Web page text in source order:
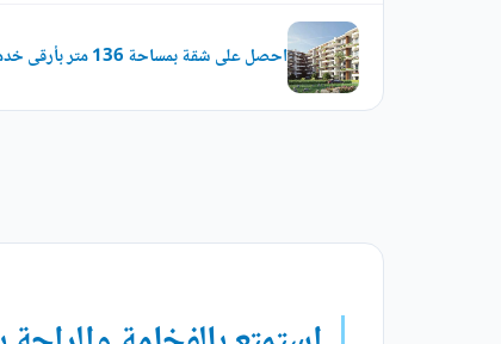
احصل على شقة بمساحة 136 متر بأرقى خدمات في دي جويا